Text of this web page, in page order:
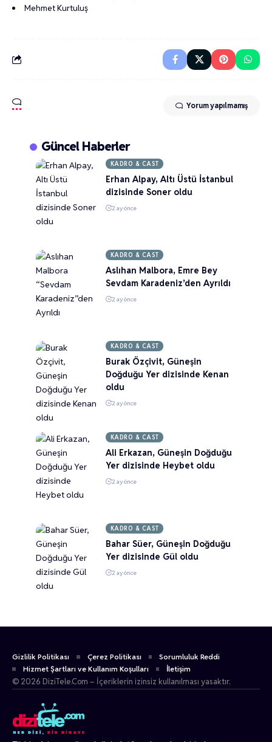
Mehmet Kurtuluş
Yorum yapılmamış
Güncel Haberler
KADRO & CAST
Erhan Alpay, Altı Üstü İstanbul
dizisinde Soner oldu
2 ay önce
KADRO & CAST
Aslıhan Malbora, Emre Bey
Sevdam Karadeniz’den Ayrıldı
2 ay önce
KADRO & CAST
Burak Özçivit, Güneşin
Doğduğu Yer dizisinde Kenan
oldu
2 ay önce
KADRO & CAST
Ali Erkazan, Güneşin Doğduğu
Yer dizisinde Heybet oldu
2 ay önce
KADRO & CAST
Bahar Süer, Güneşin Doğduğu
Yer dizisinde Gül oldu
2 ay önce
Gizlilik Politikası Çerez Politikası
Sorumluluk Reddi
Hizmet Şartları ve Kullanım Koşulları
İletişim
© 2026 DiziTele.Com – İçeriklerin izinsiz kullanılması yasaktır.